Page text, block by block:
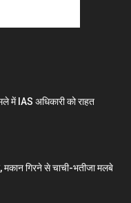
में IAS अधिकारी को राहत
मकान गिरने से चाची-भतीजा मलबे